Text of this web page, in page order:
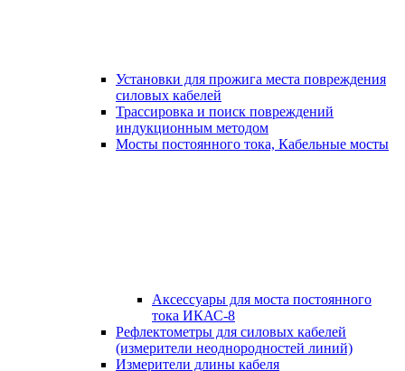
Установки для прожига места повреждения
силовых кабелей
Трассировка и поиск повреждений
индукционным методом
Мосты постоянного тока, Кабельные мосты
Аксессуары для моста постоянного
тока ИКАС-8
Рефлектометры для силовых кабелей
(измерители неоднородностей линий)
Измерители длины кабеля